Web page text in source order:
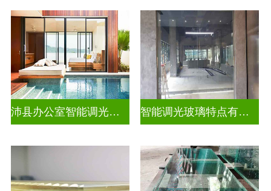
沛县办公室智能调光玻璃厂商 智能调光玻璃特点有哪些方面